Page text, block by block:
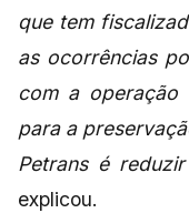
que tem
as ocorrências
com a operação
para a
Petrans é
explicou.